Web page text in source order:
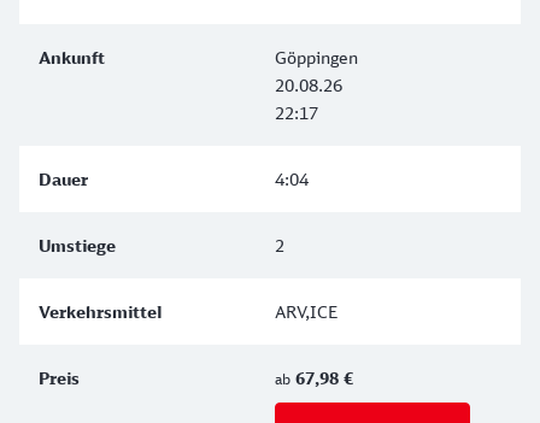
Göppingen
20.08.26
22:17
4:04
2
ARV,ICE
ab 67,98 €